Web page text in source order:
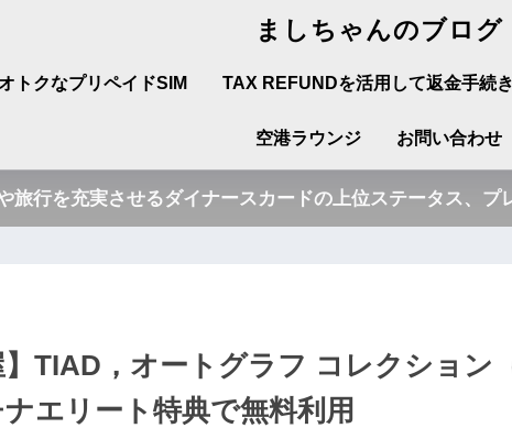
ましちゃんのブログ
トクなプリペイドSIM TAX REFUNDを活用して返金手続き
空港ラウンジ お問い合わせ
旅行を充実させるダイナースカードの上位ステータス、プ
】TIAD，オートグラフ コレクション
エリート特典で無料利用